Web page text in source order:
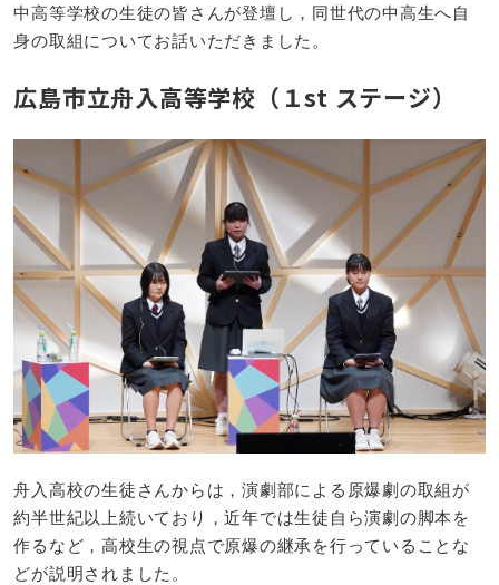
中高等学校の生徒の皆さんが登壇し，同世代の中高生へ自
身の取組についてお話いただきました。
広島市立舟入高等学校（１st ステージ）
舟入高校の生徒さんからは，演劇部による原爆劇の取組が
約半世紀以上続いており，近年では生徒自ら演劇の脚本を
作るなど，高校生の視点で原爆の継承を行っていることな
どが説明されました。